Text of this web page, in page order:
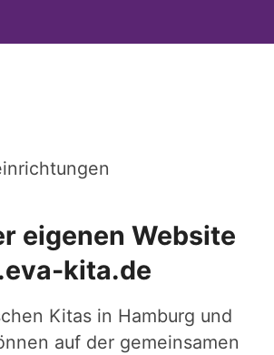
eigenen Website
kita.de
Kitas in Hamburg und
auf der gemeinsamen